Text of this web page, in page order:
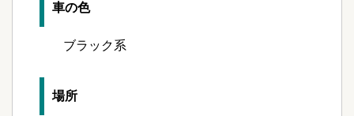
車の色
ブラック系
場所